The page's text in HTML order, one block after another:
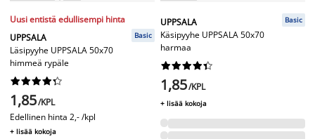
Uusi entistä edullisempi hinta
UPPSALA
Läsipyyhe UPPSALA 50x70
himmeä rypäle
Basic






1,85/KPL
Edellinen hinta 2,- /kpl
+ lisää kokoja
UPPSALA
Käsipyyhe UPPSALA 50x70
harmaa
Basic






1,85/KPL
+ lisää kokoja